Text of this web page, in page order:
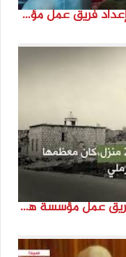
فيلم كبار السن قرية السميرية من إعداد فريق عمل مؤسسة هوية
فيلم السميرية بلدتي.. من إعداد فريق عمل مؤسسة هوية